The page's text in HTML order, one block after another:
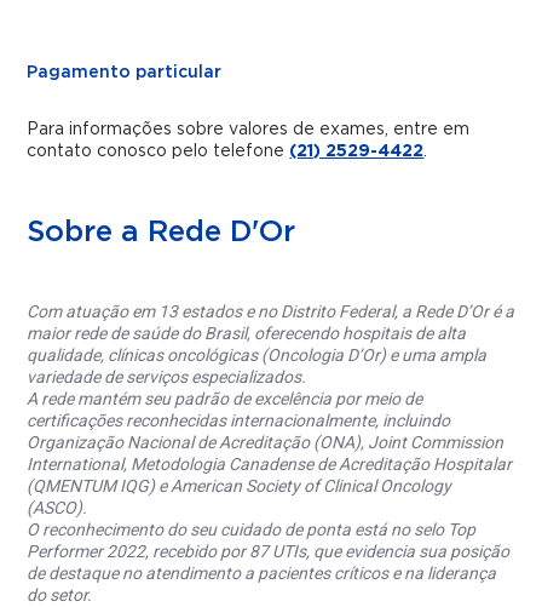
Pagamento particular
Para informações sobre valores de exames, entre em
contato conosco pelo telefone (21) 2529-4422.
Sobre a Rede D'Or
Com atuação em 13 estados e no Distrito Federal, a Rede D’Or é a
maior rede de saúde do Brasil, oferecendo hospitais de alta
qualidade, clínicas oncológicas (Oncologia D’Or) e uma ampla
variedade de serviços especializados.
A rede mantém seu padrão de excelência por meio de
certificações reconhecidas internacionalmente, incluindo
Organização Nacional de Acreditação (ONA), Joint Commission
International, Metodologia Canadense de Acreditação Hospitalar
(QMENTUM IQG) e American Society of Clinical Oncology
(ASCO).
O reconhecimento do seu cuidado de ponta está no selo Top
Performer 2022, recebido por 87 UTIs, que evidencia sua posição
de destaque no atendimento a pacientes críticos e na liderança
do setor.